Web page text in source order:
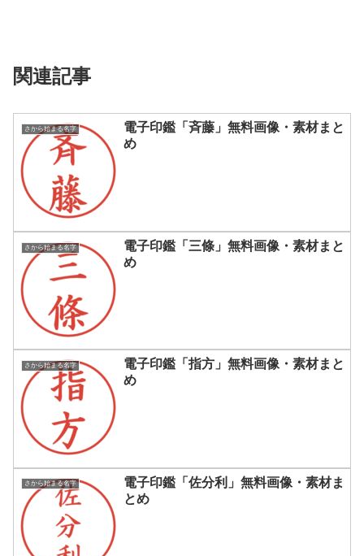
関連記事
さから始まる名字
電子印鑑「斉藤」無料画像・素材まと
め
さから始まる名字
電子印鑑「三條」無料画像・素材まと
め
さから始まる名字
電子印鑑「指方」無料画像・素材まと
め
さから始まる名字
電子印鑑「佐分利」無料画像・素材ま
とめ